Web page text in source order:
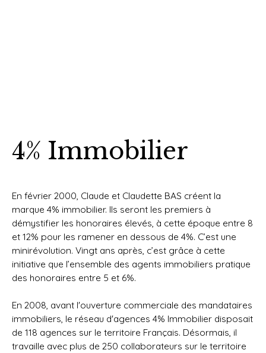
4% Immobilier
En février 2000, Claude et Claudette BAS créent la
marque 4% immobilier. Ils seront les premiers à
démystifier les honoraires élevés, à cette époque entre 8
et 12% pour les ramener en dessous de 4%. C’est une
minirévolution. Vingt ans après, c’est grâce à cette
initiative que l’ensemble des agents immobiliers pratique
des honoraires entre 5 et 6%.
En 2008, avant l'ouverture commerciale des mandataires
immobiliers, le réseau d'agences 4% Immobilier disposait
de 118 agences sur le territoire Français. Désormais, il
travaille avec plus de 250 collaborateurs sur le territoire